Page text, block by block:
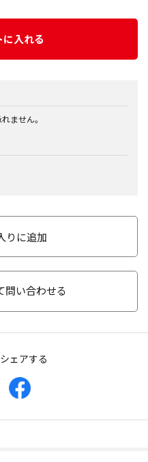
に入れる
ません。
りに追加
問い合わせる
ェアする